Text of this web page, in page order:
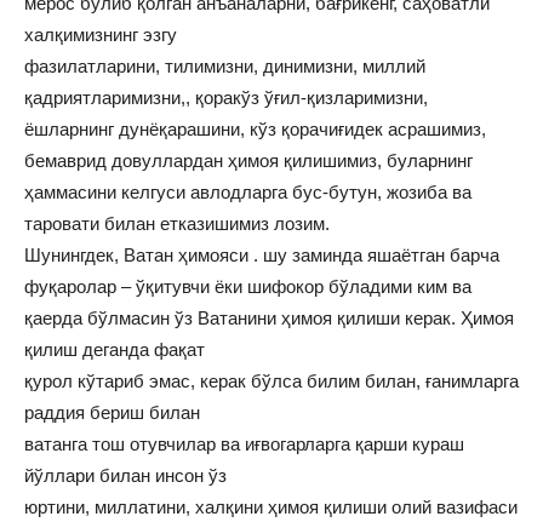
халқимизнинг эзгу
фазилатларини, тилимизни, динимизни, миллий
қадриятларимизни,, қоракўз ўғил-қизларимизни,
ёшларнинг дунёқарашини, кўз қорачиғидек асрашимиз,
бемаврид довуллардан ҳимоя қилишимиз, буларнинг
ҳаммасини келгуси авлодларга бус-бутун, жозиба ва
таровати билан етказишимиз лозим.
Шунингдек, Ватан ҳимояси . шу заминда яшаётган барча
фуқаролар – ўқитувчи ёки шифокор бўладими ким ва
қаерда бўлмасин ўз Ватанини ҳимоя қилиши керак. Ҳимоя
қилиш деганда фақат
қурол кўтариб эмас, керак бўлса билим билан, ғанимларга
раддия бериш билан
ватанга тош отувчилар ва иғвогарларга қарши кураш
йўллари билан инсон ўз
юртини, миллатини, халқини ҳимоя қилиши олий вазифаси